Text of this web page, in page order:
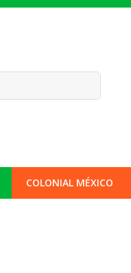
COLONIAL MÉXICO